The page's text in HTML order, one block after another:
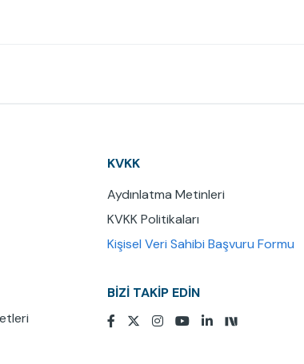
KVKK
Aydınlatma Metinleri
KVKK Politikaları
Kişisel Veri Sahibi Başvuru Formu
BİZİ TAKİP EDİN